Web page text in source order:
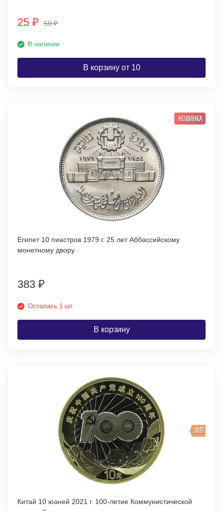
25 ₽ 50₽
В наличии
В корзину от 10
НОВИНКА
Египет 10 пиастров 1979 г. 25 лет Аббассийскому
монетному двору
383 ₽
Осталась 1 шт.
В корзину
ХИТ
Китай 10 юаней 2021 г. 100-летие Коммунистической